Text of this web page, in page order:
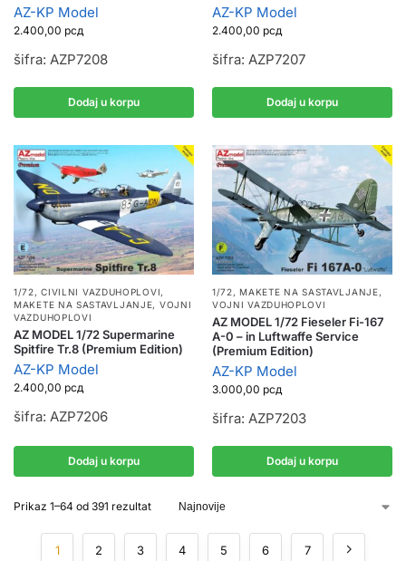
AZ-KP Model
2.400,00 рсд
šifra: AZP7208
Dodaj u korpu
AZ-KP Model
2.400,00 рсд
šifra: AZP7207
Dodaj u korpu
1/72,CIVILNI VAZDUHOPLOVI,
MAKETE NA SASTAVLJANJE, VOJNI
VAZDUHOPLOVI
AZ MODEL 1/72 Supermarine
Spitfire Tr.8 (Premium Edition)
AZ-KP Model
2.400,00 рсд
šifra: AZP7206
Dodaj u korpu
1/72,MAKETE NA SASTAVLJANJE,
VOJNI VAZDUHOPLOVI
AZ MODEL 1/72 Fieseler Fi-167
A-0 – in Luftwaffe Service
(Premium Edition)
AZ-KP Model
3.000,00 рсд
šifra: AZP7203
Dodaj u korpu
Prikaz 1–64 od 391 rezultat
1 2 3 4 5 6 7